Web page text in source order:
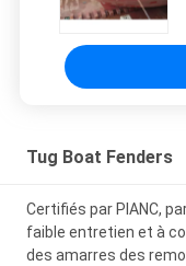
Tug Boat Fenders
Certifiés par PIANC,
faible entretien et à
des amarres des